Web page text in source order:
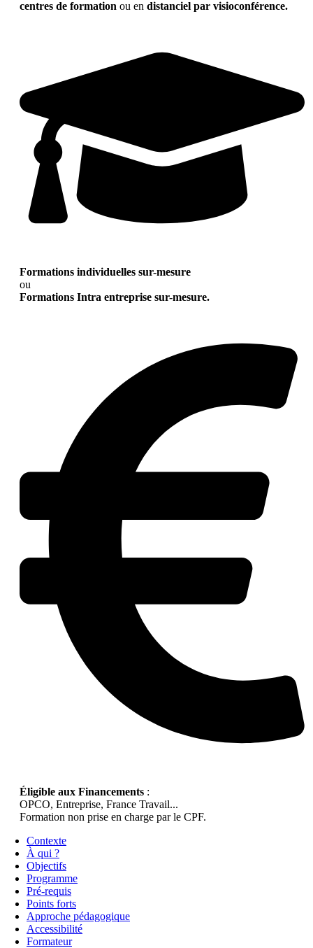
centres de formation ou en distanciel par visioconférence.
Formations individuelles sur-mesure
ou
Formations Intra entreprise sur-mesure.
Éligible aux Financements :
OPCO, Entreprise, France Travail...
Formation non prise en charge par le CPF.
Contexte
À qui ?
Objectifs
Programme
Pré-requis
Points forts
Approche pédagogique
Accessibilité
Formateur